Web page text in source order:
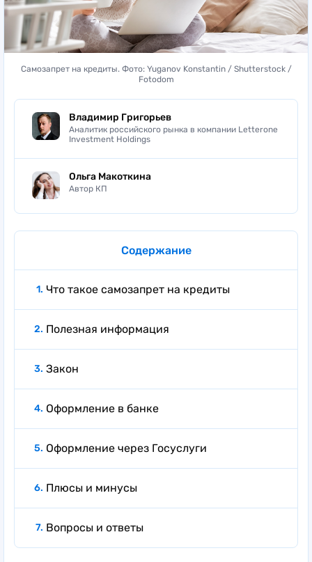
Самозапрет на кредиты. Фото: Yuganov Konstantin / Shutterstock /
Fotodom
Владимир Григорьев
Аналитик российского рынка в компании Letterone
Investment Holdings
Ольга Макоткина
Автор КП
Содержание
Что такое самозапрет на кредиты
Полезная информация
Закон
Оформление в банке
Оформление через Госуслуги
Плюсы и минусы
Вопросы и ответы